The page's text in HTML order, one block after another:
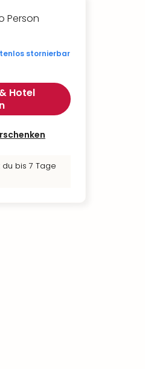
Person
stornierbar
Hotel
bis 7 Tage